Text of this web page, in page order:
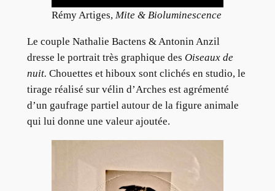
Rémy Artiges, Mite & Bioluminescence
Le couple Nathalie Bactens & Antonin Anzil
dresse le portrait très graphique des Oiseaux de
nuit. Chouettes et hiboux sont clichés en studio, le
tirage réalisé sur vélin d’Arches est agrémenté
d’un gaufrage partiel autour de la figure animale
qui lui donne une valeur ajoutée.